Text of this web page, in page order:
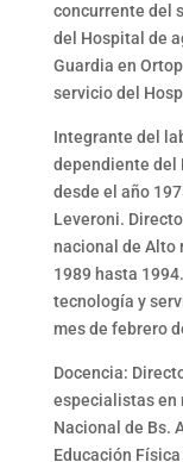
concurrente del
del Hospital de
Guardia en
servicio del
Integrante del
dependiente del
desde el año
Leveroni.
nacional de Alto
1989 hasta
tecnología y
mes de febrero
Docencia:
especialistas en
Nacional de Bs.
Educación